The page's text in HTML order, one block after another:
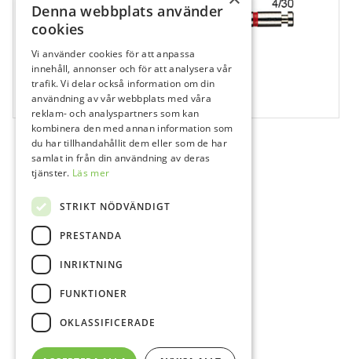
462582
Sendoline NiTi S5 Nr3 Taper 4 Nr 30 28 mm
6 st
Denna webbplats använder
cookies
Vi använder cookies för att anpassa
innehåll, annonser och för att analysera vår
trafik. Vi delar också information om din
användning av vår webbplats med våra
reklam- och analyspartners som kan
kombinera den med annan information som
du har tillhandahållit dem eller som de har
samlat in från din användning av deras
tjänster. Läs mer
STRIKT NÖDVÄNDIGT
PRESTANDA
INRIKTNING
FUNKTIONER
OKLASSIFICERADE